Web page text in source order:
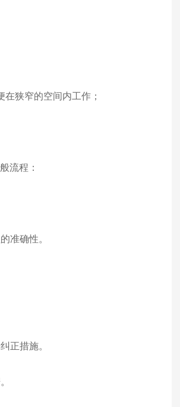
狭窄的空间内工作；
流程：
准确性。
正措施。